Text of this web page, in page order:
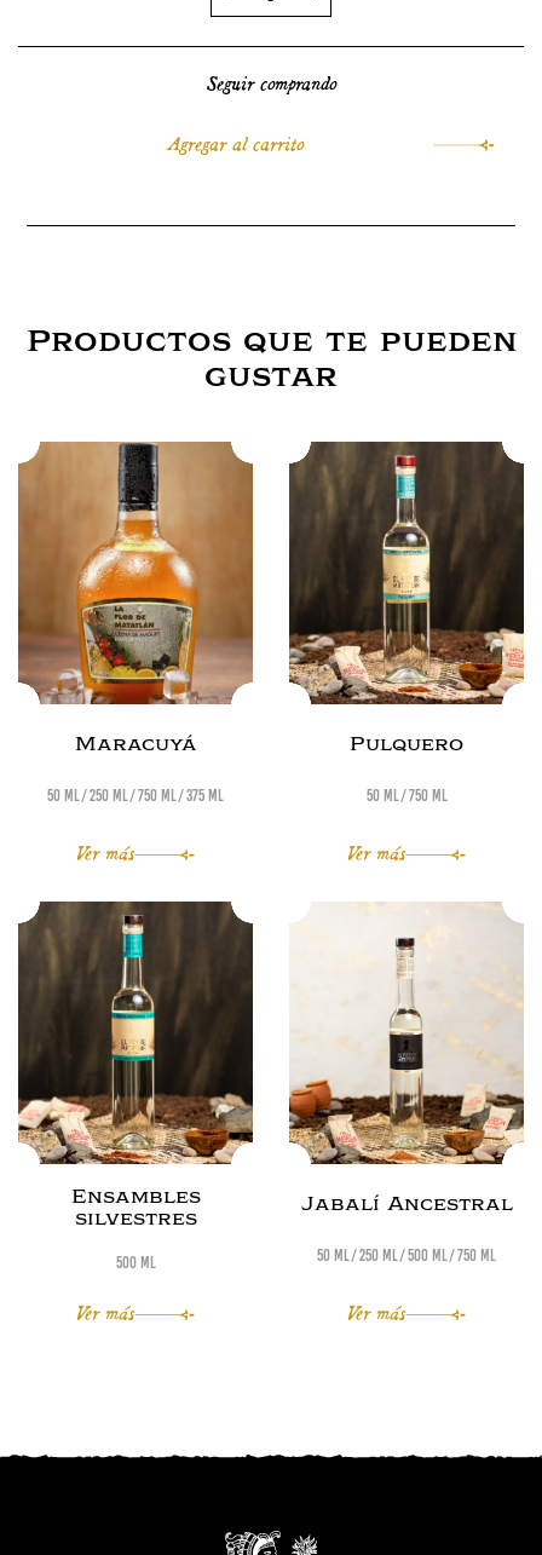
Seguir comprando
Productos que te pueden
gustar
Maracuyá
50 ml 250 ml 750 ml 375 ml
Ver más
Pulquero
50 ml 750 ml
Ver más
Ensambles
silvestres
500 ml
Ver más
Jabalí Ancestral
50 ml 250 ml 500 ml 750 ml
Ver más